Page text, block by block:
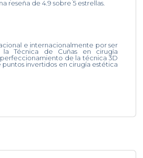
reseña de 4.9 sobre 5 estrellas.
e internacionalmente por ser
Técnica de Cuñas en cirugía
de la técnica 3D
puntos invertidos en cirugía estética